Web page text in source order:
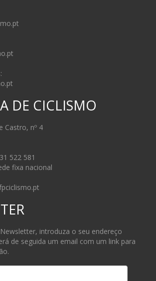
DE CICLISMO
Castro, nº 4
522 581
fixa nacional
introduza o seu endereço
de seguida um email com um link para